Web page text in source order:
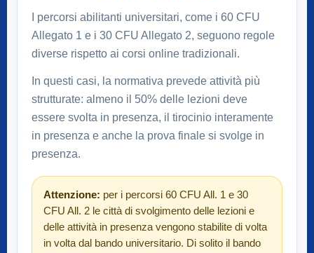
I percorsi abilitanti universitari, come i 60 CFU
Allegato 1 e i 30 CFU Allegato 2, seguono regole
diverse rispetto ai corsi online tradizionali.
In questi casi, la normativa prevede attività più
strutturate: almeno il 50% delle lezioni deve
essere svolta in presenza, il tirocinio interamente
in presenza e anche la prova finale si svolge in
presenza.
Attenzione: per i percorsi 60 CFU All. 1 e 30
CFU All. 2 le città di svolgimento delle lezioni e
delle attività in presenza vengono stabilite di volta
in volta dal bando universitario. Di solito il bando